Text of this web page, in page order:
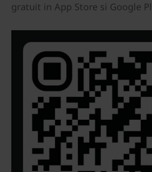
gratuit in App Store si Google